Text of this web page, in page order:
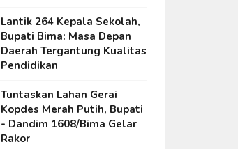
Lantik 264 Kepala Sekolah,
Bupati Bima: Masa Depan
Daerah Tergantung Kualitas
Pendidikan
Tuntaskan Lahan Gerai
Kopdes Merah Putih, Bupati
- Dandim 1608/Bima Gelar
Rakor